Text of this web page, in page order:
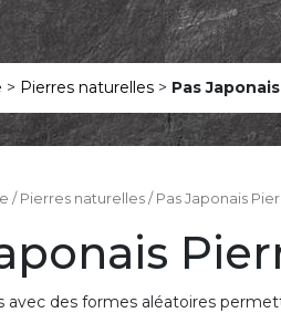
> Pierres naturelles > Pas
/ Pierres naturelles / Pas Japonais
avec des formes aléatoires